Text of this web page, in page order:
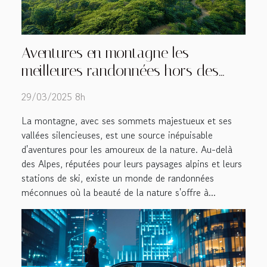
Aventures en montagne les
meilleures randonnées hors des
Alpes pour les amateurs de nature
29/03/2025 8h
La montagne, avec ses sommets majestueux et ses
vallées silencieuses, est une source inépuisable
d'aventures pour les amoureux de la nature. Au-delà
des Alpes, réputées pour leurs paysages alpins et leurs
stations de ski, existe un monde de randonnées
méconnues où la beauté de la nature s'offre à...